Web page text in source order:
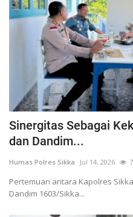
Sinergitas Sebagai
dan Dandim...
Humas Polres Sikka Jul 14, 2026
Pertemuan antara Kapolres
Dandim 1603/Sikka...